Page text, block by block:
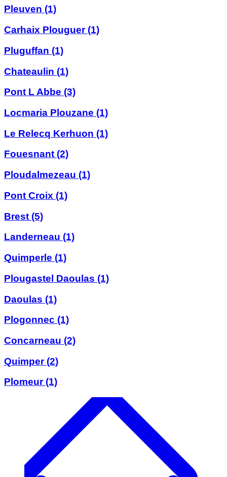
Pleuven (1)
Carhaix Plouguer(1)
Pluguffan (1)
Chateaulin (1)
Pont L Abbe (3)
Locmaria Plouzane (1)
Le Relecq Kerhuon (1)
Fouesnant (2)
Ploudalmezeau (1)
Pont Croix (1)
Brest (5)
Landerneau (1)
Quimperle (1)
Plougastel Daoulas (1)
Daoulas (1)
Plogonnec (1)
Concarneau (2)
Quimper(2)
Plomeur(1)